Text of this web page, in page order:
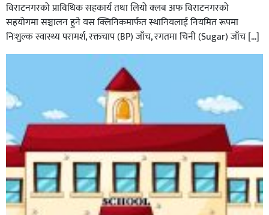
विराटनगरको प्राविधिक सहकार्य तथा लियो क्लब अफ विराटनगरको
सहयोगमा सञ्चालन हुने यस क्लिनिकमार्फत स्थानियलाई नियमित रूपमा
निःशुल्क स्वास्थ्य परामर्श, रक्तचाप (BP) जाँच, रगतमा चिनी (Sugar) जाँच […]